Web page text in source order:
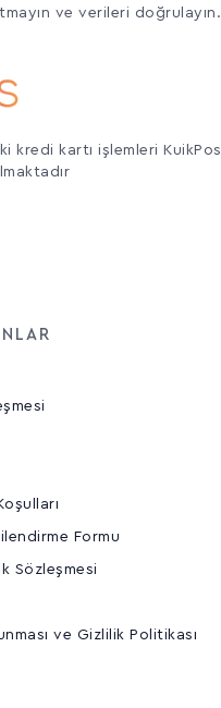
ve verileri doğrulayın.
kredi kartı işlemleri KuikPos
Formu
Sözleşmesi
ve Gizlilik Politikası